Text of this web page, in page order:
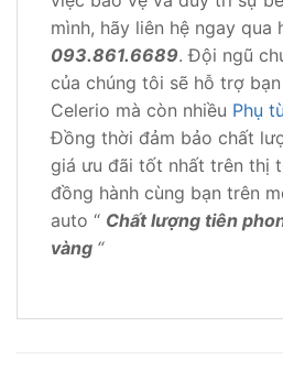
mình, hãy liên hệ ngay qua
093.861.6689. Đội ngũ
của chúng tôi sẽ hỗ trợ
Celerio mà còn nhiều Phụ
Đồng thời đảm bảo chất
giá ưu đãi tốt nhất trên thị
đồng hành cùng bạn trên
auto “ Chất lượng tiên
vàng “